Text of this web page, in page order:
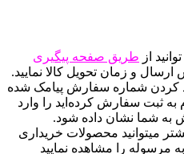
از طریق صفحه پیگیری
و زمان تحویل کالا نمایید.
کردن شماره سفارش پیامک شده
به ثبت سفارش کرده‌اید را وارد
به شما نشان داده شود.
میتوانید محصولات خریداری
را مشاهده نمایید